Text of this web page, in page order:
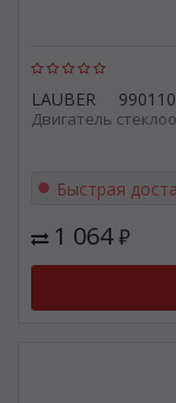
LAUBER 990110
Двигатель
Быстрая
1 064₽